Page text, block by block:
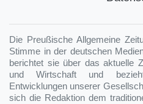
Die Preußische Allgemeine
Stimme in der deutschen
berichtet sie über das aktuelle
und Wirtschaft und
Entwicklungen unserer
sich die Redaktion dem